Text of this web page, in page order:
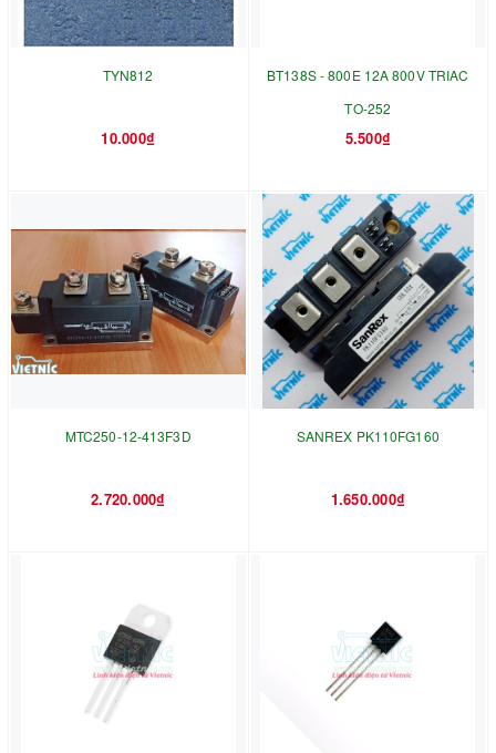
TYN812
10.000₫
BT138S - 800E 12A 800V TRIAC
TO-252
5.500₫
MTC250-12-413F3D
2.720.000₫
SANREX PK110FG160
1.650.000₫